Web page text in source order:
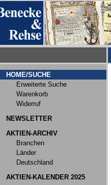
HOME/SUCHE
Erweiterte Suche
Warenkorb
Widerruf
NEWSLETTER
AKTIEN-ARCHIV
Branchen
Länder
Deutschland
AKTIEN-KALENDER 2025